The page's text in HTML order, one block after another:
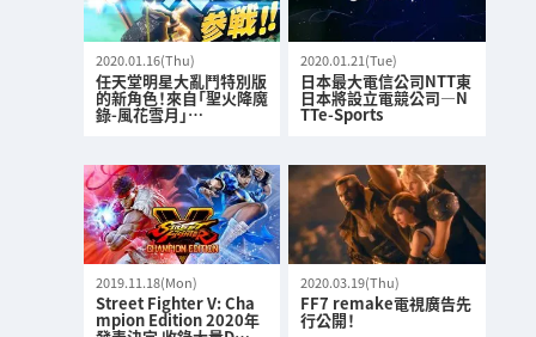
2020.01.16(Thu)
任天堂明星大亂鬥特別版
的新角色！來自「聖火降魔
錄-風花雪月」…
2020.01.21(Tue)
日本最大電信公司NTT東
日本將設立電競公司—N
TTe-Sports
2019.11.18(Mon)
Street Fighter V: Cha
mpion Edition 2020年
2020.03.19(Thu)
FF7 remake電視廣告先
行公開！